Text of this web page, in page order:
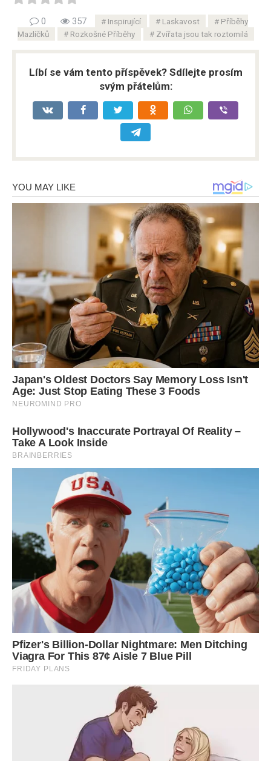
0 357 Inspirující Laskavost
Příběhy
Mazlíčků
Rozkošné Příběhy Zvířata jsou tak roztomilá
Líbí se vám tento příspěvek? Sdílejte prosím
svým přátelům: